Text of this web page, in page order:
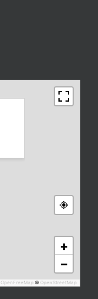
+
−
OpenFreeMap © OpenStreetMap